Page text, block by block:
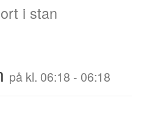
i stan
på kl. 06:18 - 06:18